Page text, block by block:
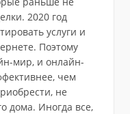
2020 год
услуги и
Поэтому
мир, и онлайн-
чем
не
дома. Иногда все,